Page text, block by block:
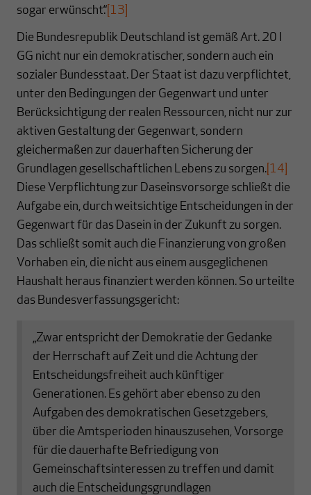
sogar erwünscht.“ [13]
Die Bundesrepublik Deutschland ist gemäß Art. 20 I
GG nicht nur ein demokratischer, sondern auch ein
sozialer Bundesstaat. Der Staat ist dazu verpflichtet,
unter den Bedingungen der Gegenwart und unter
Berücksichtigung der realen Ressourcen, nicht nur zur
aktiven Gestaltung der Gegenwart, sondern
gleichermaßen zur dauerhaften Sicherung der
Grundlagen gesellschaftlichen Lebens zu sorgen. [14]
Diese Verpflichtung zur Daseinsvorsorge schließt die
Aufgabe ein, durch weitsichtige Entscheidungen in der
Gegenwart für das Dasein in der Zukunft zu sorgen.
Das schließt somit auch die Finanzierung von großen
Vorhaben ein, die nicht aus einem ausgeglichenen
Haushalt heraus finanziert werden können. So urteilte
das Bundesverfassungsgericht:
„Zwar entspricht der Demokratie der Gedanke
der Herrschaft auf Zeit und die Achtung der
Entscheidungsfreiheit auch künftiger
Generationen. Es gehört aber ebenso zu den
Aufgaben des demokratischen Gesetzgebers,
über die Amtsperioden hinauszusehen, Vorsorge
für die dauerhafte Befriedigung von
Gemeinschaftsinteressen zu treffen und damit
auch die Entscheidungsgrundlagen